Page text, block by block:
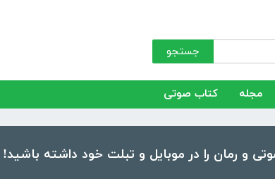
جستجو
مجله کتاب صوتی